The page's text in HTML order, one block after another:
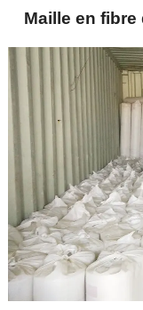
Maille en fibre